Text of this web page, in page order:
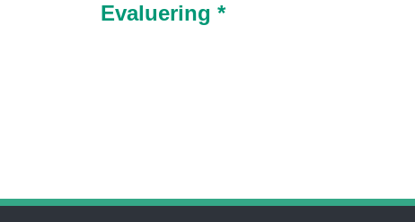
Evaluering *